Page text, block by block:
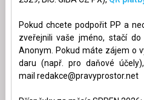
Pokud chcete podpořit PP a
zveřejnili vaše jméno, stačí
Anonym. Pokud máte zájem o
daru (např. pro daňové
mail redakce@pravyprostor.net